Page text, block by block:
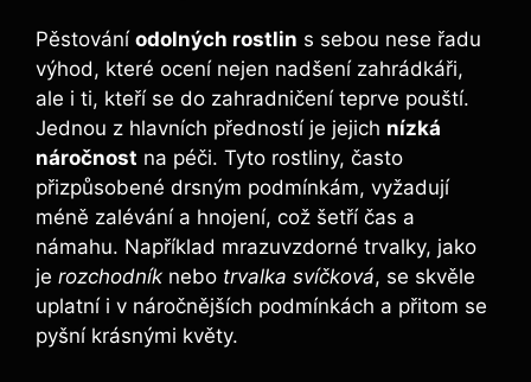
Pěstování odolných rostlin s sebou nese řadu
výhod, které ocení nejen nadšení zahrádkáři,
ale i ti, kteří se do zahradničení teprve pouští.
Jednou z hlavních předností je jejich nízká
náročnost na péči. Tyto rostliny, často
přizpůsobené drsným podmínkám, vyžadují
méně zalévání a hnojení, což šetří čas a
námahu. Například mrazuvzdorné trvalky, jako
je rozchodník nebo trvalka svíčková, se skvěle
uplatní i v náročnějších podmínkách a přitom se
pyšní krásnými květy.